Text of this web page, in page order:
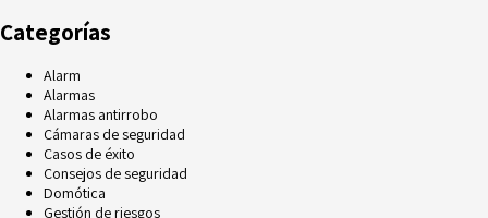
Categorías
Alarm
Alarmas
Alarmas antirrobo
Cámaras de seguridad
Casos de éxito
Consejos de seguridad
Domótica
Gestión de riesgos